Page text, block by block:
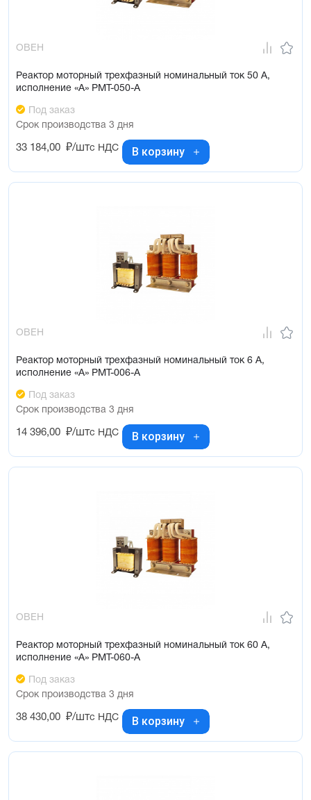
ОВЕН
Реактор моторный трехфазный номинальный ток 50 А,
исполнение «А» РМТ-050-А
Под заказ
Срок производства 3 дня
33 184,00 ₽/штс НДС В корзину
ОВЕН
Реактор моторный трехфазный номинальный ток 6 А,
исполнение «А» РМТ-006-А
Под заказ
Срок производства 3 дня
14 396,00 ₽/штс НДС В корзину
ОВЕН
Реактор моторный трехфазный номинальный ток 60 А,
исполнение «А» РМТ-060-А
Под заказ
Срок производства 3 дня
38 430,00 ₽/штс НДС В корзину